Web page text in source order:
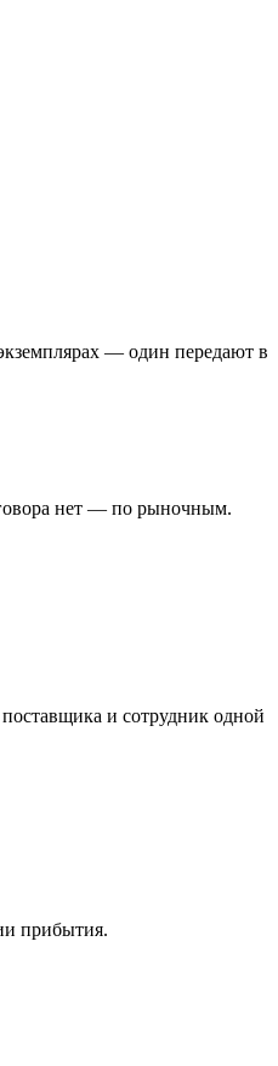
— один передают в
нет — по рыночным.
и сотрудник одной
прибытия.